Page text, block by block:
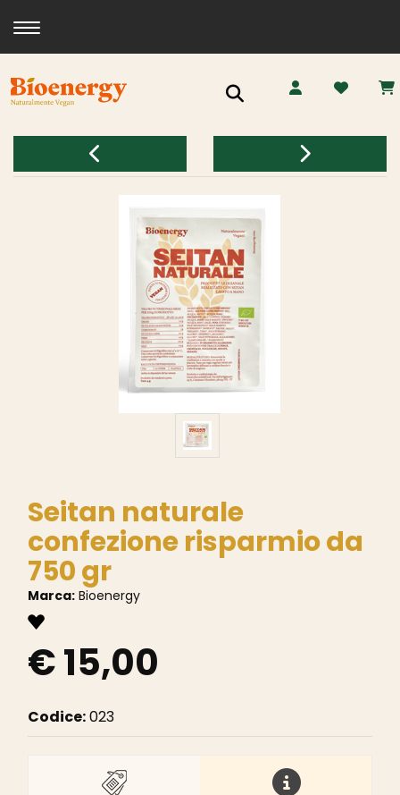
Toggle navigation
Ricerca
Seitan naturale
confezione risparmio da
750 gr
Marca: Bioenergy
€ 15,00
Codice:023